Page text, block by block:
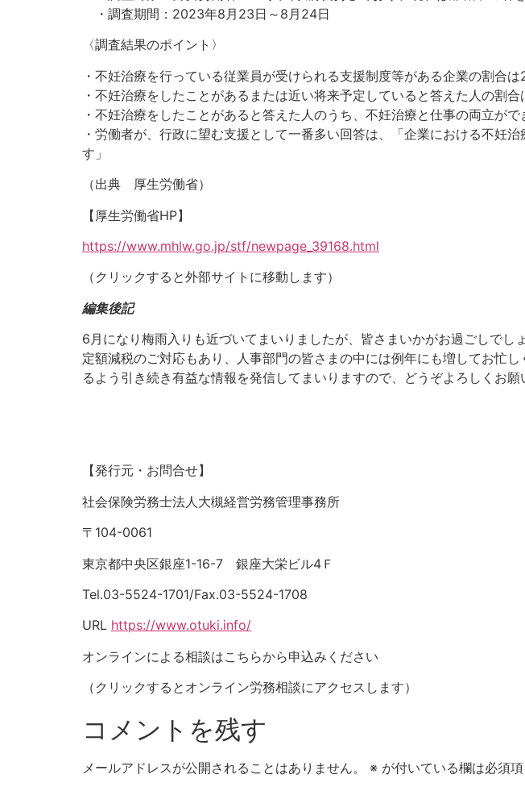
・調査期間：2023年8月23日～8月24日
〈調査結果のポイント〉
・不妊治療を行っている従業員が受けられる支援制度等がある企業の割合は
・不妊治療をしたことがあるまたは近い将来予定していると答えた人の割合
・不妊治療をしたことがあると答えた人のうち、不妊治療と仕事の両立が
・労働者が、行政に望む支援として一番多い回答は、「企業における不
す」
（出典 厚生労働省）
【厚生労働省HP】
https://www.mhlw.go.jp/stf/newpage_39168.html
（クリックすると外部サイトに移動します）
編集後記
6月になり梅雨入りも近づいてまいりましたが、皆さまいかがお過ごしで
定額減税のご対応もあり、人事部門の皆さまの中には例年にも増してお忙
るよう引き続き有益な情報を発信してまいりますので、どうぞよろしくお願
【発行元・お問合せ】
社会保険労務士法人大槻経営労務管理事務所
〒104-0061
東京都中央区銀座1-16-7 銀座大栄ビル4Ｆ
Tel.03-5524-1701/Fax.03-5524-1708
URL https://www.otuki.info/
オンラインによる相談はこちらから申込みください
（クリックするとオンライン労務相談にアクセスします）
コメントを残す
メールアドレスが公開されることはありません。 ※ が付いている欄は必須